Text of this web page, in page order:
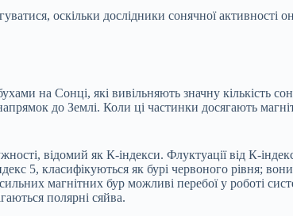
оскільки дослідники сонячної активності
на Сонці, які вивільняють значну кількість
до Землі. Коли ці частинки досягають
відомий як К-індекси. Флуктуації від К-
5, класифікуються як бурі червоного рівня;
магнітних бур можливі перебої у роботі
полярні сяйва.